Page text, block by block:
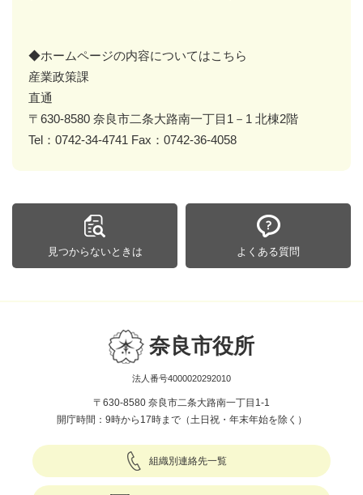
◆ホームページの内容についてはこちら
産業政策課
直通
〒630-8580 奈良市二条大路南一丁目1－1 北棟2階
Tel：0742-34-4741 Fax：0742-36-4058
見つからないときは よくある質問
奈良市役所
法人番号4000020292010
〒630-8580 奈良市二条大路南一丁目1-1
開庁時間：9時から17時まで（土日祝・年末年始を除く）
組織別連絡先一覧